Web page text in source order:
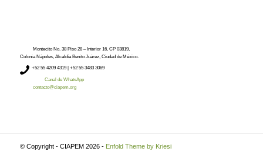
Montecito No. 38 Piso 28 – Interior 16, CP 03819,
Colonia Nápoles, Alcaldía Benito Juárez, Ciudad de México.
+52 55 4209 4319 | +52 55 3483 3069
Canal de WhatsApp
contacto@ciapem.org
© Copyright - CIAPEM 2026 - Enfold Theme by Kriesi